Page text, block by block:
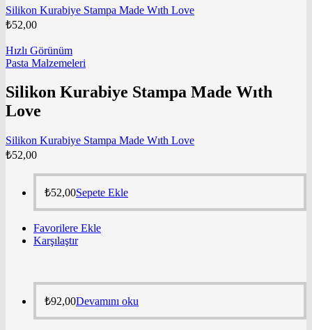
Silikon Kurabiye Stampa Made Wıth Love
₺52,00
Hızlı Görünüm
Pasta Malzemeleri
Silikon Kurabiye Stampa Made Wıth
Love
Silikon Kurabiye Stampa Made Wıth Love
₺52,00
₺52,00Sepete Ekle
Favorilere Ekle
Karşılaştır
₺92,00Devamını oku